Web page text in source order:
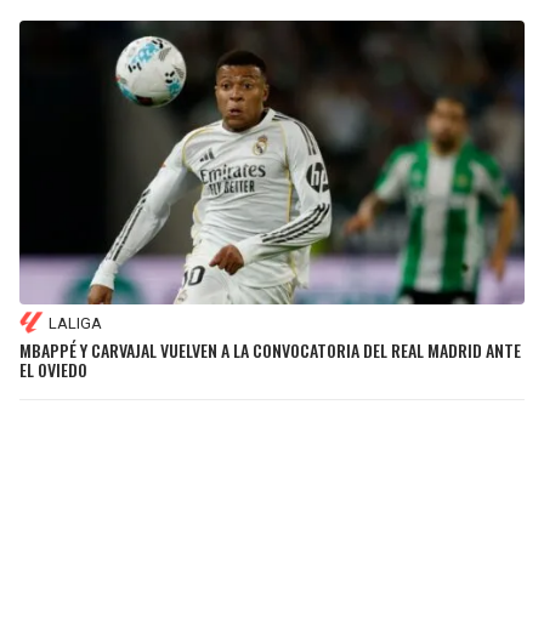
LALIGA
MBAPPÉ Y CARVAJAL VUELVEN A LA CONVOCATORIA DEL REAL MADRID ANTE
EL OVIEDO